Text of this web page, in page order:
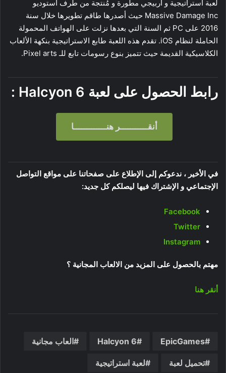
لعبة استراتيجية و أربيجي مطورة و مُنتجة من طرف أستوديو
Massive Damage Inc حيث أصدرها طاقم تطويرها خلال سنة
2016 على PC ثم السنة التي بعدها نزلت على الهواتف المحمولة
الحاملة لنظام iOS. تقدم هذه اللعبة طابع الاستراتيجية بنكهة الألعاب
الكلاسيكية القديمة حيث تتميز بنوع رسومات تابع للـ Pixel arts.
رابط الحصول على لعبة Halcyon 6
:
أنقـــــــــــر هنـــــــــــــا
في الأخير ، ندعوكم إلى الإطلاع على صفحاتنا على مواقع التواصل
الإجتماعي و الإشتراك فيها ليصلكم كل جديد:
Facebook
Twitter
Instagram
مهتم بالحصول على المزيد من الالعاب المجانية ؟
أنقر هنا
EpicGames
Halcyon 6 العاب مجانية
تحميل لعبة لعبة استراتيجية